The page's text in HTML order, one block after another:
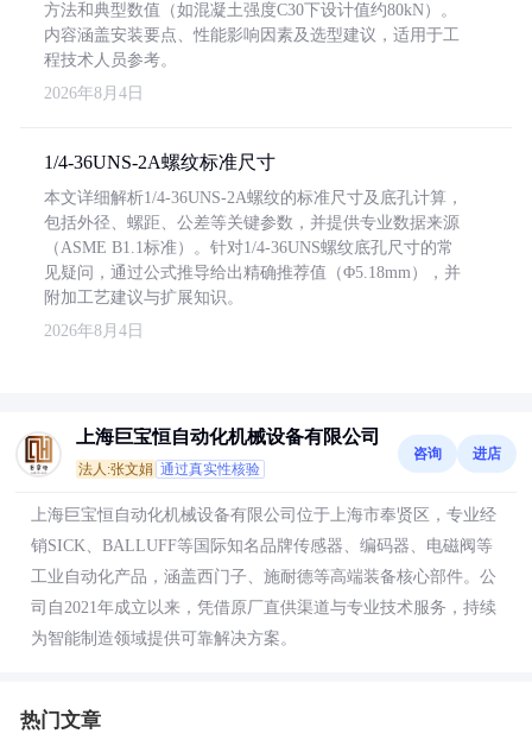
方法和典型数值（如混凝土强度C30下设计值约80kN）。
内容涵盖安装要点、性能影响因素及选型建议，适用于工
程技术人员参考。
2026年8月4日
1/4-36UNS-2A螺纹标准尺寸
本文详细解析1/4-36UNS-2A螺纹的标准尺寸及底孔计算，
包括外径、螺距、公差等关键参数，并提供专业数据来源
（ASME B1.1标准）。针对1/4-36UNS螺纹底孔尺寸的常
见疑问，通过公式推导给出精确推荐值（Φ5.18mm），并
附加工艺建议与扩展知识。
2026年8月4日
上海巨宝恒自动化机械设备有限公司
法人:张文娟 通过真实性核验
咨询 进店
上海巨宝恒自动化机械设备有限公司位于上海市奉贤区，专业经
销SICK、BALLUFF等国际知名品牌传感器、编码器、电磁阀等
工业自动化产品，涵盖西门子、施耐德等高端装备核心部件。公
司自2021年成立以来，凭借原厂直供渠道与专业技术服务，持续
为智能制造领域提供可靠解决方案。
热门文章